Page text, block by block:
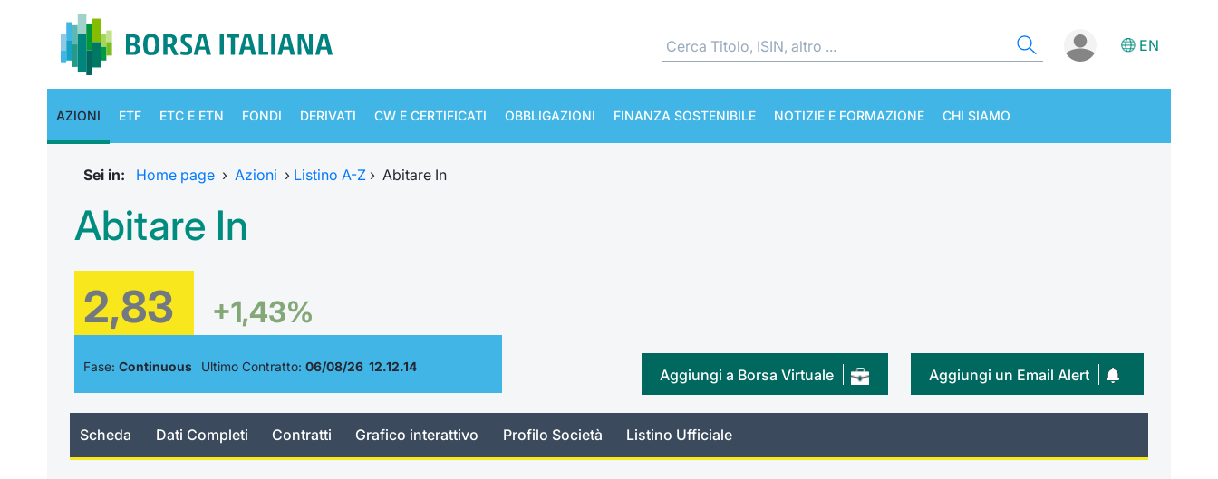
EN
AZIONI ETF ETC E ETN FONDI DERIVATI CW E CERTIFICATI OBBLIGAZIONI FINANZA SOSTENIBILE NOTIZIE E FORMAZIONE CHI SIAMO
Sei in: Home page › Azioni › Listino A-Z › Abitare In
Abitare In
2,83 +1,43%
Fase: Continuous Ultimo Contratto: 06/08/26 12.12.14 Aggiungi un Email Alert
Aggiungi a Borsa Virtuale
Scheda Dati Completi Contratti Grafico interattivo Profilo Società Listino Ufficiale